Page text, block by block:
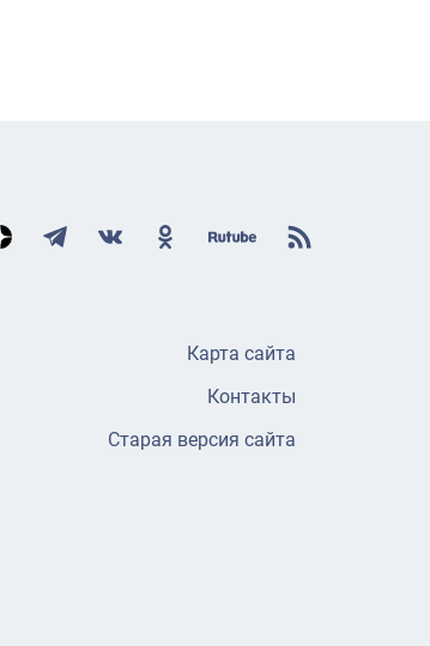
Карта сайта
Контакты
Старая версия сайта